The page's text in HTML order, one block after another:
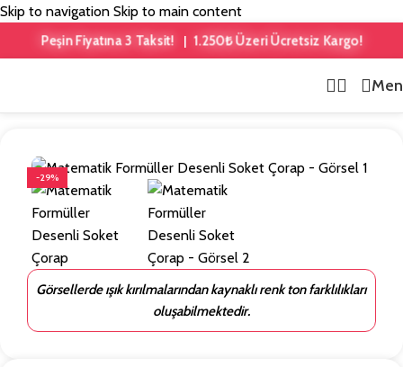
Skip to navigation Skip to main content
Peşin Fiyatına 3 Taksit! | 1.250₺ Üzeri Ücretsiz Kargo!
-29%
Görsellerde ışık kırılmalarından kaynaklı renk ton farklılıkları
oluşabilmektedir.